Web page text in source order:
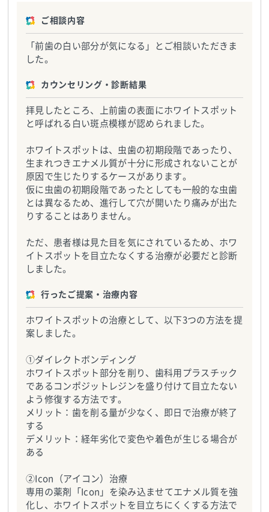
ご相談内容
「前歯の白い部分が気になる」とご相談いただきま
した。
カウンセリング・診断結果
拝見したところ、上前歯の表面にホワイトスポット
と呼ばれる白い斑点模様が認められました。
ホワイトスポットは、虫歯の初期段階であったり、
生まれつきエナメル質が十分に形成されないことが
原因で生じたりするケースがあります。
仮に虫歯の初期段階であったとしても一般的な虫歯
とは異なるため、進行して穴が開いたり痛みが出た
りすることはありません。
ただ、患者様は見た目を気にされているため、ホワ
イトスポットを目立たなくする治療が必要だと診断
しました。
行ったご提案・治療内容
ホワイトスポットの治療として、以下3つの方法を提
案しました。
①ダイレクトボンディング
ホワイトスポット部分を削り、歯科用プラスチック
であるコンポジットレジンを盛り付けて目立たない
よう修復する方法です。
メリット：歯を削る量が少なく、即日で治療が終了
する
デメリット：経年劣化で変色や着色が生じる場合が
ある
②Icon（アイコン）治療
専用の薬剤「Icon」を染み込ませてエナメル質を強
化し、ホワイトスポットを目立ちにくくする方法で